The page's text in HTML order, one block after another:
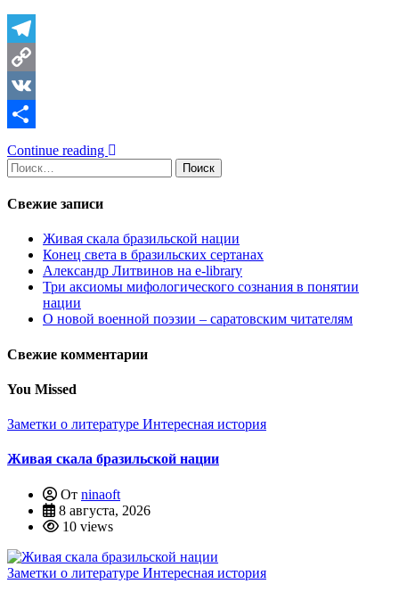
Telegram
Copy
Link
VK
Отправить
Continue reading
Найти:
Свежие записи
Живая скала бразильской нации
Конец света в бразильских сертанах
Александр Литвинов на e-library
Три аксиомы мифологического сознания в понятии
нации
О новой военной поэзии – саратовским читателям
Свежие комментарии
You Missed
Заметки о литературе Интересная история
Живая скала бразильской нации
От ninaoft
8 августа, 2026
10 views
Заметки о литературе Интересная история